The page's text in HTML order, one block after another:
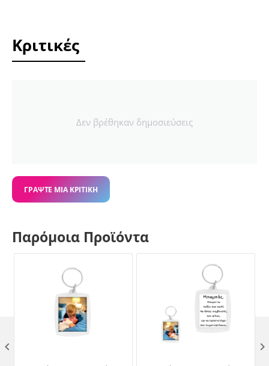
Κριτικές
Δεν βρέθηκαν δημοσιεύσεις
ΓΡΆΨΤΕ ΜΙΑ ΚΡΙΤΙΚΉ
Παρόμοια Προϊόντα
 